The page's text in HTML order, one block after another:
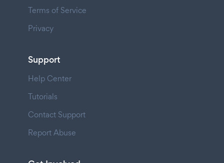
Terms of Service
Privacy
Support
Help Center
Tutorials
Contact Support
Report Abuse